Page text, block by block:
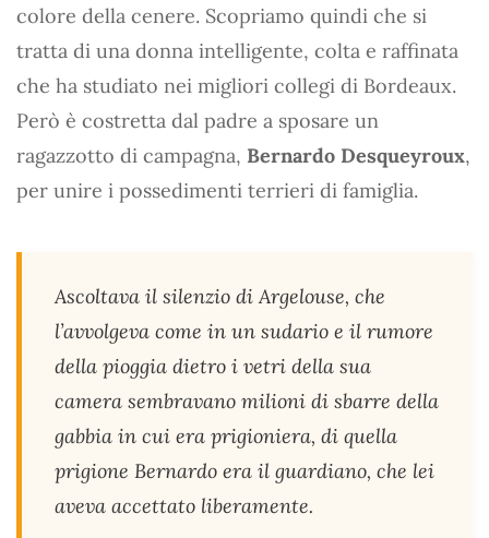
colore della cenere. Scopriamo quindi che si
tratta di una donna intelligente, colta e raffinata
che ha studiato nei migliori collegi di Bordeaux.
Però è costretta dal padre a sposare un
ragazzotto di campagna, Bernardo Desqueyroux,
per unire i possedimenti terrieri di famiglia.
Ascoltava il silenzio di Argelouse, che
l’avvolgeva come in un sudario e il rumore
della pioggia dietro i vetri della sua
camera sembravano milioni di sbarre della
gabbia in cui era prigioniera, di quella
prigione Bernardo era il guardiano, che lei
aveva accettato liberamente.